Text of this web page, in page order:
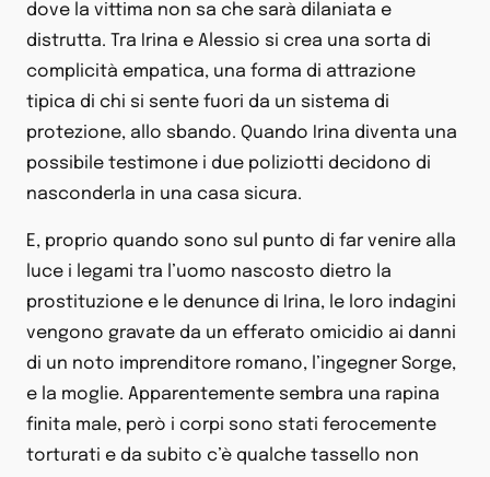
dove la vittima non sa che sarà dilaniata e
distrutta. Tra Irina e Alessio si crea una sorta di
complicità empatica, una forma di attrazione
tipica di chi si sente fuori da un sistema di
protezione, allo sbando. Quando Irina diventa una
possibile testimone i due poliziotti decidono di
nasconderla in una casa sicura.
E, proprio quando sono sul punto di far venire alla
luce i legami tra l’uomo nascosto dietro la
prostituzione e le denunce di Irina, le loro indagini
vengono gravate da un efferato omicidio ai danni
di un noto imprenditore romano, l’ingegner Sorge,
e la moglie. Apparentemente sembra una rapina
finita male, però i corpi sono stati ferocemente
torturati e da subito c’è qualche tassello non